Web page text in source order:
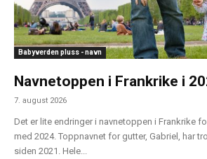
Babyverden pluss - navn
Navnetoppen i Frankrike i
7. august 2026
Det er lite endringer i navnetoppen i Frankrike
med 2024. Toppnavnet for gutter, Gabriel, har
siden 2021. Hele...